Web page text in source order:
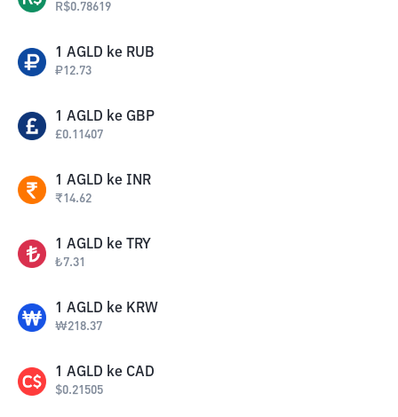
R$0.78619
1 AGLD ke RUB
₽12.73
1 AGLD ke GBP
£0.11407
1 AGLD ke INR
₹14.62
1 AGLD ke TRY
₺7.31
1 AGLD ke KRW
₩218.37
1 AGLD ke CAD
$0.21505